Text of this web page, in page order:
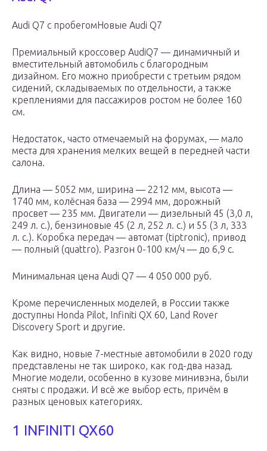
Audi Q7 с пробегомНовые Audi Q7
Премиальный кроссовер AudiQ7 — динамичный и
вместительный автомобиль с благородным
дизайном. Его можно приобрести с третьим рядом
сидений, складываемых по отдельности, а также
креплениями для пассажиров ростом не более 160
см.
Недостаток, часто отмечаемый на форумах, — мало
места для хранения мелких вещей в передней части
салона.
Длина — 5052 мм, ширина — 2212 мм, высота —
1740 мм, колёсная база — 2994 мм, дорожный
просвет — 235 мм. Двигатели — дизельный 45 (3,0 л,
249 л. с.), бензиновые 45 (2 л, 252 л. с.) и 55 (3 л, 333
л. с.). Коробка передач — автомат (tiptronic), привод
— полный (quattro). Разгон 0-100 км/ч — до 6,9 с.
Минимальная цена Audi Q7 — 4 050 000 руб.
Кроме перечисленных моделей, в России также
доступны Honda Pilot, Infiniti QX 60, Land Rover
Discovery Sport и другие.
Как видно, новые 7-местные автомобили в 2020 году
представлены не так широко, как год-два назад.
Многие модели, особенно в кузове минивэна, были
сняты с продажи. И всё же выбор есть, причём в
разных ценовых категориях.
1 INFINITI QX60